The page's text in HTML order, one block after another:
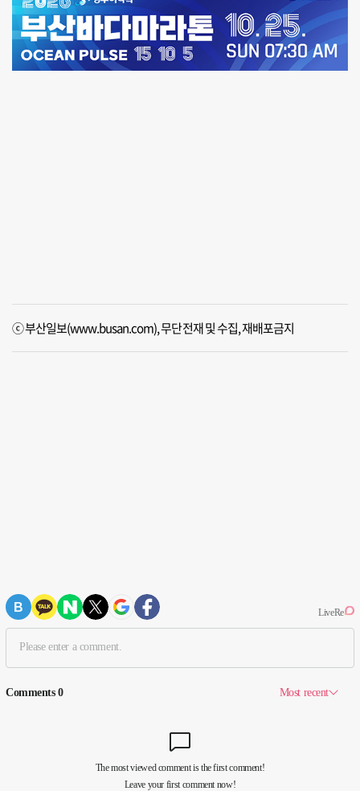
ⓒ 부산일보(www.busan.com), 무단전재 및 수집, 재배포금지